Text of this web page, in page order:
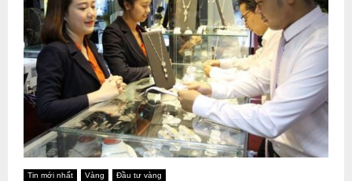
Tin mới nhất Vàng Đầu tư vàng